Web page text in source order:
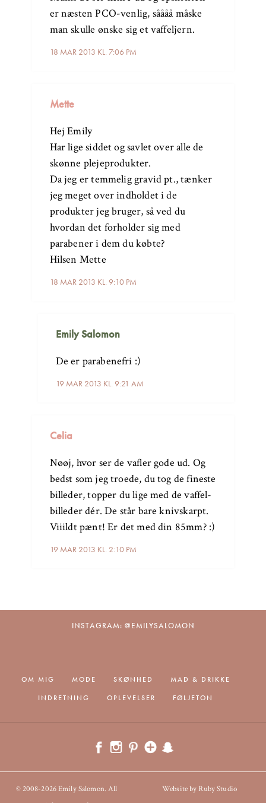
18 MAR 2013 KL. 7:06 PM
er næsten PCO-venlig, såååå måske
man skulle ønske sig et vaffeljern.
Mette
18 MAR 2013 KL. 9:10 PM
Hej Emily
Har lige siddet og savlet over alle de
skønne plejeprodukter.
Da jeg er temmelig gravid pt., tænker
jeg meget over indholdet i de
produkter jeg bruger, så ved du
hvordan det forholder sig med
parabener i dem du købte?
Hilsen Mette
Emily Salomon
19 MAR 2013 KL. 9:21 AM
De er parabenefri :)
Celia
19 MAR 2013 KL. 2:10 PM
Nøøj, hvor ser de vafler gode ud. Og
bedst som jeg troede, du tog de fineste
billeder, topper du lige med de vaffel-
billeder dér. De står bare knivskarpt.
Viiildt pænt! Er det med din 85mm? :)
INSTAGRAM: @EMILYSALOMON
OM MIG MODE SKØNHED
MAD & DRIKKE
INDRETNING
OPLEVELSER FØLJETON
© 2008-2026 Emily Salomon. All
Website by Ruby Studio